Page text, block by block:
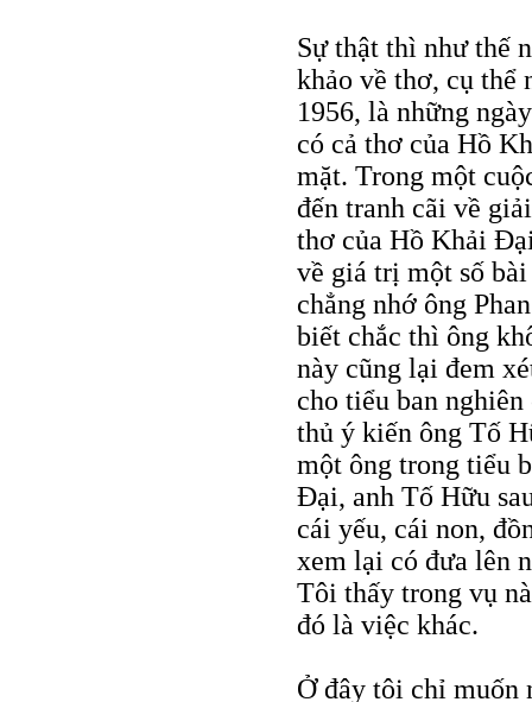
Sự thật thì như thế
khảo về thơ, cụ thể
1956, là những
có cả thơ của Hồ
mặt. Trong một
đến tranh cãi về
thơ của Hồ Khải
về giá trị một số
chẳng nhớ ông
biết chắc thì ông
này cũng lại đem
cho tiểu ban
thủ ý kiến ông Tố
một ông trong tiểu
Đại, anh Tố Hữu
cái yếu, cái non,
xem lại có đưa lên
Tôi thấy trong vụ
đó là việc khác.
Ở đây tôi chỉ muốn